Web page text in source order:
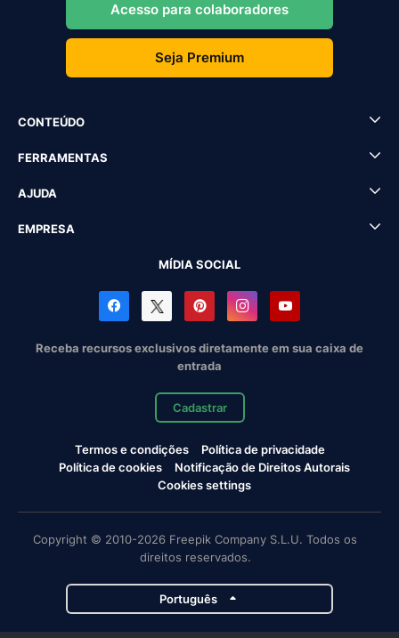
Acesso para colaboradores
Seja Premium
CONTEÚDO
FERRAMENTAS
AJUDA
EMPRESA
MÍDIA SOCIAL
Receba recursos exclusivos diretamente em sua caixa de
entrada
Cadastrar
Termos e condições
Política de privacidade
Política de cookies
Notificação de Direitos Autorais
Cookies settings
Copyright © 2010-2026 Freepik Company S.L.U. Todos os
direitos reservados.
Português